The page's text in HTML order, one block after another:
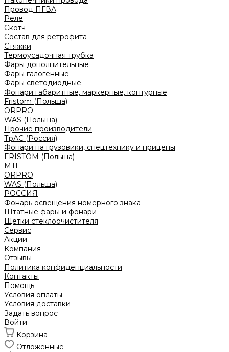
Провод ПГВА
Реле
Скотч
Состав для ретрофита
Стяжки
Термоусадочная трубка
Фары дополнительные
Фары галогенные
Фары светодиодные
Фонари габаритные, маркерные, контурные
Fristom (Польша)
ORPRO
WAS (Польша)
Прочие производители
ТрАС (Россия)
Фонари на грузовики, спецтехнику и прицепы
FRISTOM (Польша)
MTF
ORPRO
WAS (Польша)
РОССИЯ
Фонарь освещения номерного знака
Штатные фары и фонари
Щетки стеклоочистителя
Сервис
Акции
Компания
Отзывы
Политика конфиденциальности
Контакты
Помощь
Условия оплаты
Условия доставки
Задать вопрос
Войти
Корзина
Отложенные